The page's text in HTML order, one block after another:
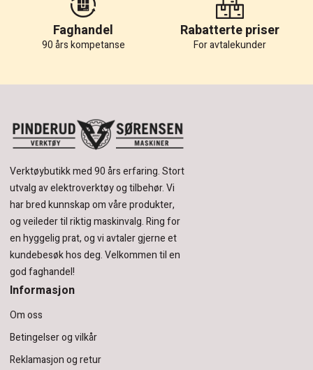
Faghandel
90 års kompetanse
Rabatterte priser
For avtalekunder
Verktøybutikk med 90 års erfaring.Stort
utvalg av elektroverktøy og tilbehør.Vi
har bred kunnskap om våre produkter,
og veileder til riktig maskinvalg. Ring for
en hyggelig prat, og vi avtaler gjerne et
kundebesøk hos deg.Velkommen til en
god faghandel!
Informasjon
Om oss
Betingelser og vilkår
Reklamasjon og retur